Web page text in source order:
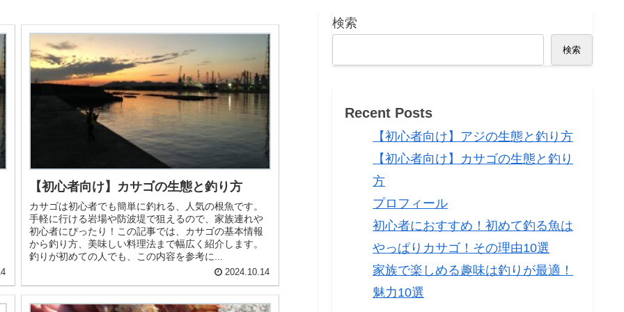
【初心者向け】カサゴの生態と釣り方
カサゴは初心者でも簡単に釣れる、人気の根魚です。
手軽に行ける岩場や防波堤で狙えるので、家族連れや
初心者にぴったり！この記事では、カサゴの基本情報
から釣り方、美味しい料理法まで幅広く紹介します。
釣りが初めての人でも、この内容を参考に...
2024.10.14
検索
検索
Recent Posts
【初心者向け】アジの生態と釣り方
【初心者向け】カサゴの生態と釣り
方
プロフィール
初心者におすすめ！初めて釣る魚は
やっぱりカサゴ！その理由10選
家族で楽しめる趣味は釣りが最適！
魅力10選